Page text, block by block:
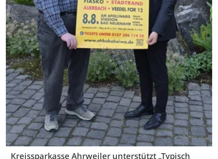
Kreissparkasse Ahrweiler unterstützt „Typisch